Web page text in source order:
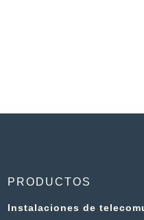
PRODUCTOS
Instalaciones de